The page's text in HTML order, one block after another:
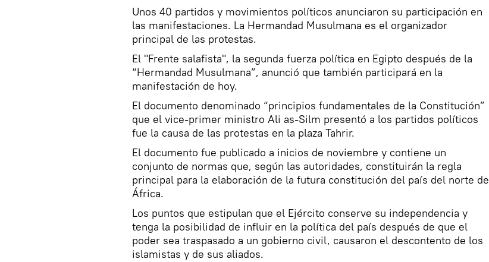
Unos 40 partidos y movimientos políticos anunciaron su participación en
las manifestaciones. La Hermandad Musulmana es el organizador
principal de las protestas.
El "Frente salafista", la segunda fuerza política en Egipto después de la
“Hermandad Musulmana”, anunció que también participará en la
manifestación de hoy.
El documento denominado “principios fundamentales de la Constitución”
que el vice-primer ministro Ali as-Silm presentó a los partidos políticos
fue la causa de las protestas en la plaza Tahrir.
El documento fue publicado a inicios de noviembre y contiene un
conjunto de normas que, según las autoridades, constituirán la regla
principal para la elaboración de la futura constitución del país del norte de
África.
Los puntos que estipulan que el Ejército conserve su independencia y
tenga la posibilidad de influir en la política del país después de que el
poder sea traspasado a un gobierno civil, causaron el descontento de los
islamistas y de sus aliados.